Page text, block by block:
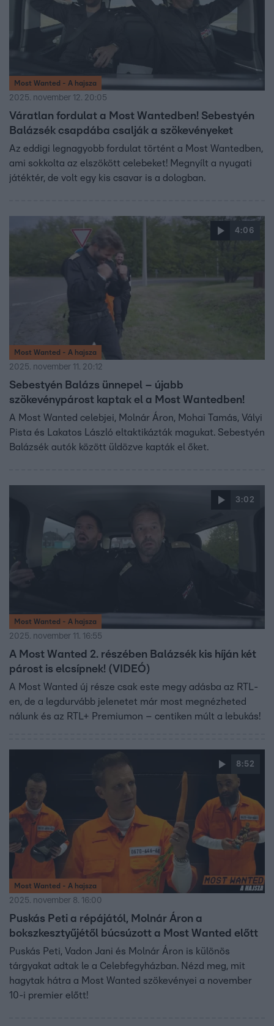
Most Wanted - A hajsza
2025. november 12. 20:05
Váratlan fordulat a Most Wantedben! Sebestyén
Balázsék csapdába csalják a szökevényeket
Az eddigi legnagyobb fordulat történt a Most Wantedben,
ami sokkolta az elszökött celebeket! Megnyílt a nyugati
játéktér, de volt egy kis csavar is a dologban.
4:06
Most Wanted - A hajsza
2025. november 11. 20:12
Sebestyén Balázs ünnepel – újabb
szökevénypárost kaptak el a Most Wantedben!
A Most Wanted celebjei, Molnár Áron, Mohai Tamás, Vályi
Pista és Lakatos László eltaktikázták magukat. Sebestyén
Balázsék autók között üldözve kapták el őket.
3:02
Most Wanted - A hajsza
2025. november 11. 16:55
A Most Wanted 2. részében Balázsék kis híján két
párost is elcsípnek! (VIDEÓ)
A Most Wanted új része csak este megy adásba az RTL-
en, de a legdurvább jelenetet már most megnézheted
nálunk és az RTL+ Premiumon – centiken múlt a lebukás!
8:52
Most Wanted - A hajsza
2025. november 8. 16:00
Puskás Peti a répájától, Molnár Áron a
bokszkesztyűjétől búcsúzott a Most Wanted előtt
Puskás Peti, Vadon Jani és Molnár Áron is különös
tárgyakat adtak le a Celebfegyházban. Nézd meg, mit
hagytak hátra a Most Wanted szökevényei a november
10-i premier előtt!